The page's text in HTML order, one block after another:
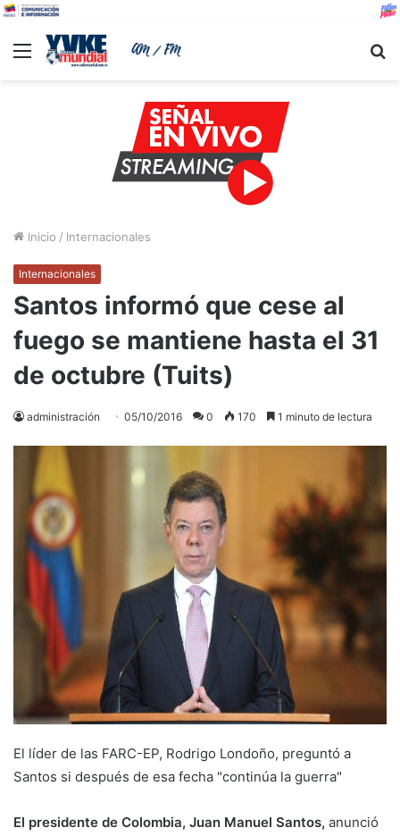
Menu
Inicio / Internacionales
Internacionales
Santos informó que cese al
fuego se mantiene hasta el 31
de octubre (Tuits)
administración 05/10/2016 0 170 1 minuto de lectura
El líder de las FARC-EP, Rodrigo Londoño, preguntó a
Santos si después de esa fecha "continúa la guerra"
El presidente de Colombia, Juan Manuel Santos, anunció